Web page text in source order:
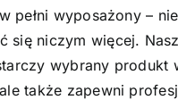
pełni wyposażony –
się niczym więcej.
wybrany produkt
także zapewni